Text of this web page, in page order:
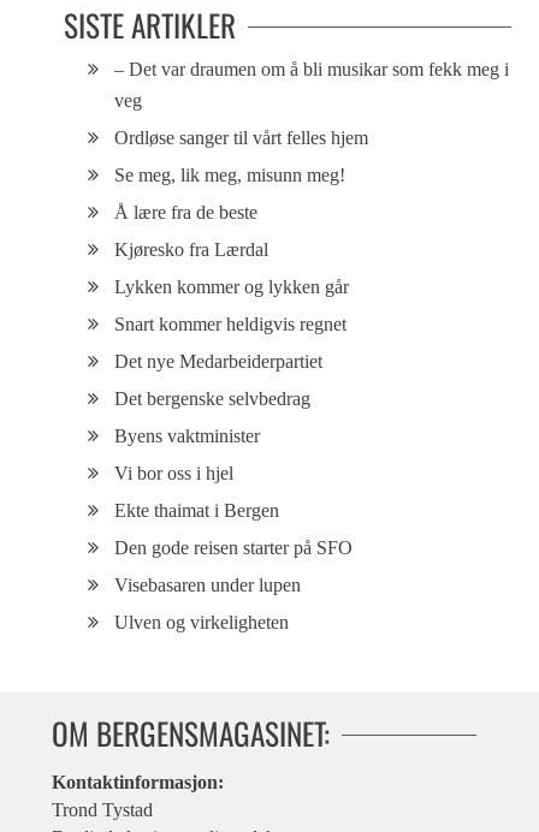
SISTE ARTIKLER
– Det var draumen om å bli musikar som fekk meg i
veg
Ordløse sanger til vårt felles hjem
Se meg, lik meg, misunn meg!
Å lære fra de beste
Kjøresko fra Lærdal
Lykken kommer og lykken går
Snart kommer heldigvis regnet
Det nye Medarbeiderpartiet
Det bergenske selvbedrag
Byens vaktminister
Vi bor oss i hjel
Ekte thaimat i Bergen
Den gode reisen starter på SFO
Visebasaren under lupen
Ulven og virkeligheten
OM BERGENSMAGASINET:
Kontaktinformasjon:
Trond Tystad